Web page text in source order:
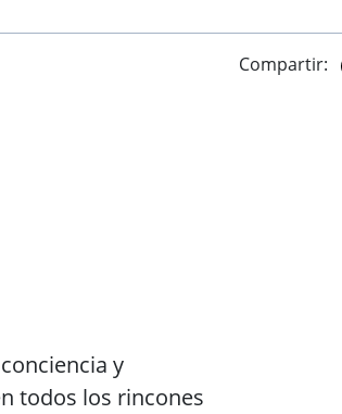
Compartir:
y
todos los rincones